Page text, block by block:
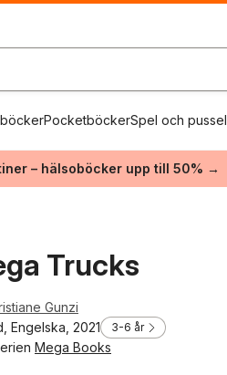
PocketböckerSpel och pussel
– hälsoböcker upp till 50% →
Trucks
Gunzi
Engelska, 2021
3-6 år
Mega Books